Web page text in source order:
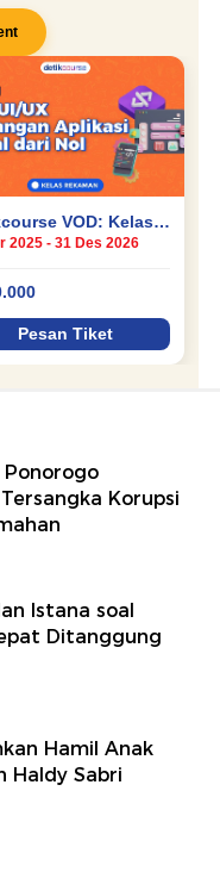
Ponorogo
Korupsi
Istana soal
Ditanggung
Hamil Anak
Haldy Sabri